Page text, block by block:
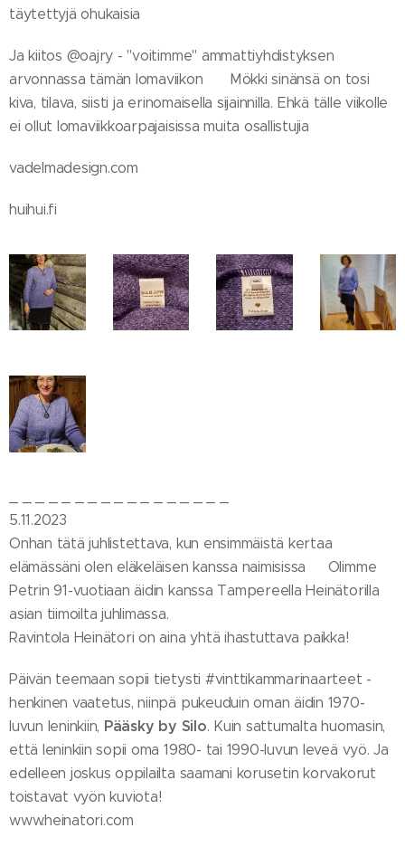
täytettyjä ohukaisia 😋
Ja kiitos @oajry - "voitimme" ammattiyhdistyksen
arvonnassa tämän lomaviikon 😁 Mökki sinänsä on tosi
kiva, tilava, siisti ja erinomaisella sijainnilla. Ehkä tälle viikolle
ei ollut lomaviikkoarpajaisissa muita osallistujia 😄
vadelmadesign.com
huihui.fi
5.11.2023
Onhan tätä juhlistettava, kun ensimmäistä kertaa
elämässäni olen eläkeläisen kanssa naimisissa😄 Olimme
Petrin 91-vuotiaan äidin kanssa Tampereella Heinätorilla
asian tiimoilta juhlimassa.
Ravintola Heinätori on aina yhtä ihastuttava paikka!
Päivän teemaan sopii tietysti #vinttikammarinaarteet -
henkinen vaatetus, niinpä pukeuduin oman äidin 1970-
luvun leninkiin, Pääsky by Silo. Kuin sattumalta huomasin,
että leninkiin sopii oma 1980- tai 1990-luvun leveä vyö. Ja
edelleen joskus oppilailta saamani korusetin korvakorut
toistavat vyön kuviota!
www.heinatori.com